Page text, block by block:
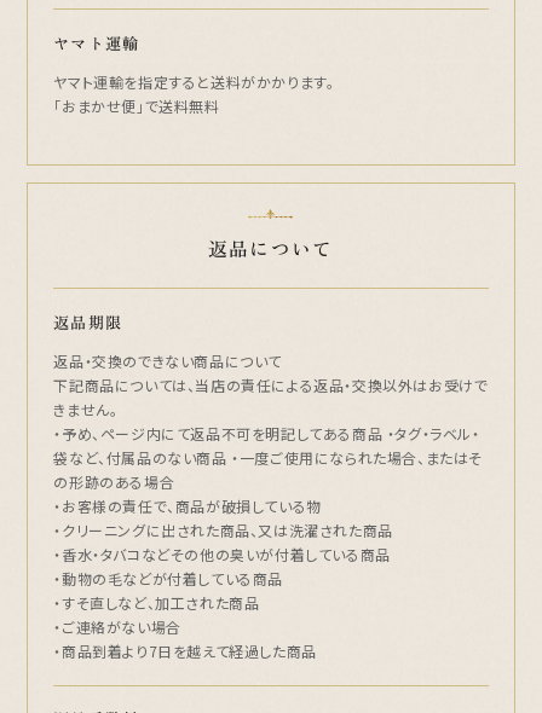
ヤマト運輸
ヤマト運輸を指定すると送料がかかります。
「おまかせ便」で送料無料
返品について
返品期限
返品・交換のできない商品について
下記商品については、当店の責任による返品・交換以外はお受けで
きません。
・予め、ページ内にて返品不可を明記してある商品 ・タグ・ラベル・
袋など、付属品のない商品 ・一度ご使用になられた場合、またはそ
の形跡のある場合
・お客様の責任で、商品が破損している物
・クリーニングに出された商品、又は洗濯された商品
・香水・タバコなどその他の臭いが付着している商品
・動物の毛などが付着している商品
・すそ直しなど、加工された商品
・ご連絡がない場合
・商品到着より7日を越えて経過した商品